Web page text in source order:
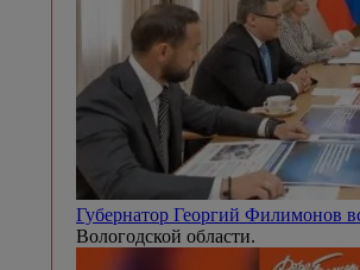
Губернатор Георгий Филимонов
Вологодской области.